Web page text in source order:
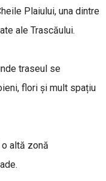
Plaiului, una dintre
ale Trascăului.
traseul se
flori și mult spațiu
altă zonă